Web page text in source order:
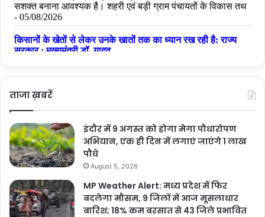
ताजा ख़बरें
इंदौर में 9 अगस्त को होगा मेगा पौधारोपण
अभियान, एक ही दिन में लगाए जाएंगे 1 लाख
पौधे
August 5, 2026
MP Weather Alert: मध्य प्रदेश में फिर
बदलेगा मौसम, 9 जिलों में आज मूसलाधार
बारिश; 18% कम बरसात से 43 जिले प्रभावित